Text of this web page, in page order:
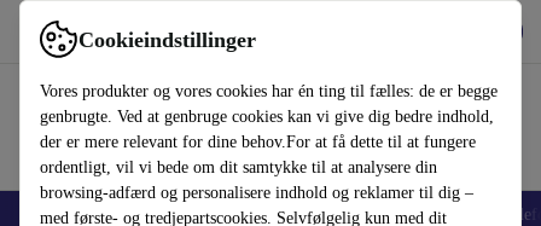
Cookieindstillinger
Vores produkter og vores cookies har én ting til fælles: de er begge
genbrugte. Ved at genbruge cookies kan vi give dig bedre indhold,
der er mere relevant for dine behov.For at få dette til at fungere
ordentligt, vil vi bede om dit samtykke til at analysere din
browsing-adfærd og personalisere indhold og reklamer til dig –
med første- og tredjepartscookies. Selvfølgelig kun med dit
Brug refurbed hurtigt og nemt
Smartphones Bærbare Tablets Smartwatches Tilbehør